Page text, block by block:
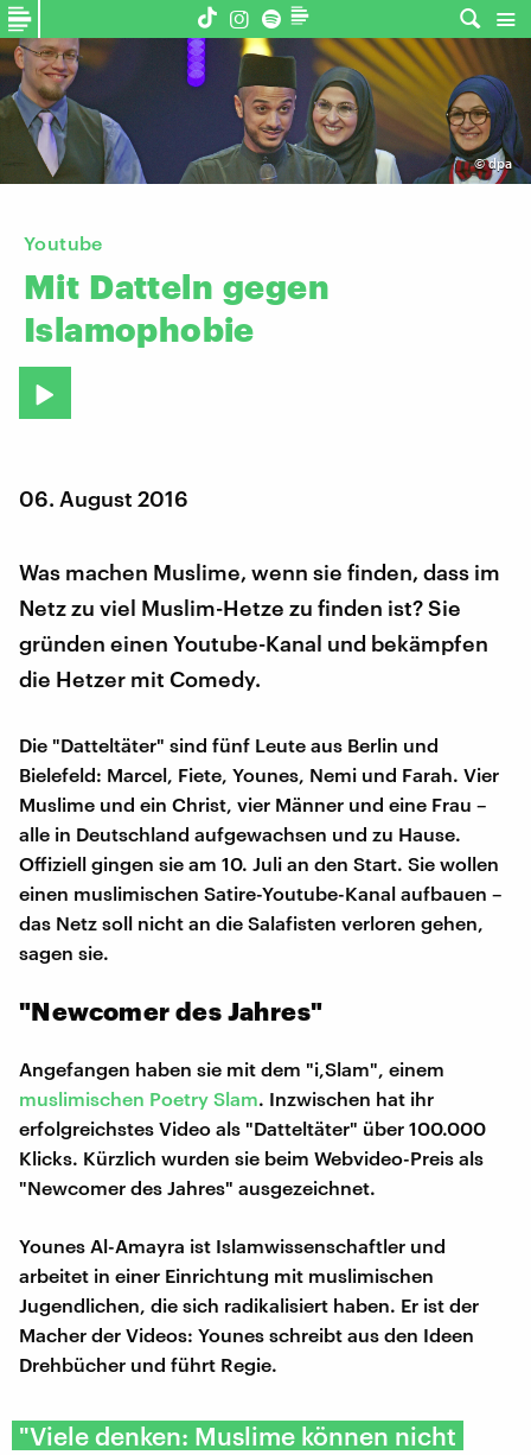
©dpa
Youtube
Mit Datteln gegen
Islamophobie
06. August 2016
Was machen Muslime, wenn sie finden, dass im
Netz zu viel Muslim-Hetze zu finden ist? Sie
gründen einen Youtube-Kanal und bekämpfen
die Hetzer mit Comedy.
Die "Datteltäter" sind fünf Leute aus Berlin und
Bielefeld: Marcel, Fiete, Younes, Nemi und Farah. Vier
Muslime und ein Christ, vier Männer und eine Frau –
alle in Deutschland aufgewachsen und zu Hause.
Offiziell gingen sie am 10. Juli an den Start. Sie wollen
einen muslimischen Satire-Youtube-Kanal aufbauen –
das Netz soll nicht an die Salafisten verloren gehen,
sagen sie.
"Newcomer des Jahres"
Angefangen haben sie mit dem "i,Slam", einem
muslimischen Poetry Slam. Inzwischen hat ihr
erfolgreichstes Video als "Datteltäter" über 100.000
Klicks. Kürzlich wurden sie beim Webvideo-Preis als
"Newcomer des Jahres" ausgezeichnet.
Younes Al-Amayra ist Islamwissenschaftler und
arbeitet in einer Einrichtung mit muslimischen
Jugendlichen, die sich radikalisiert haben. Er ist der
Macher der Videos: Younes schreibt aus den Ideen
Drehbücher und führt Regie.
"Viele denken: Muslime können nicht